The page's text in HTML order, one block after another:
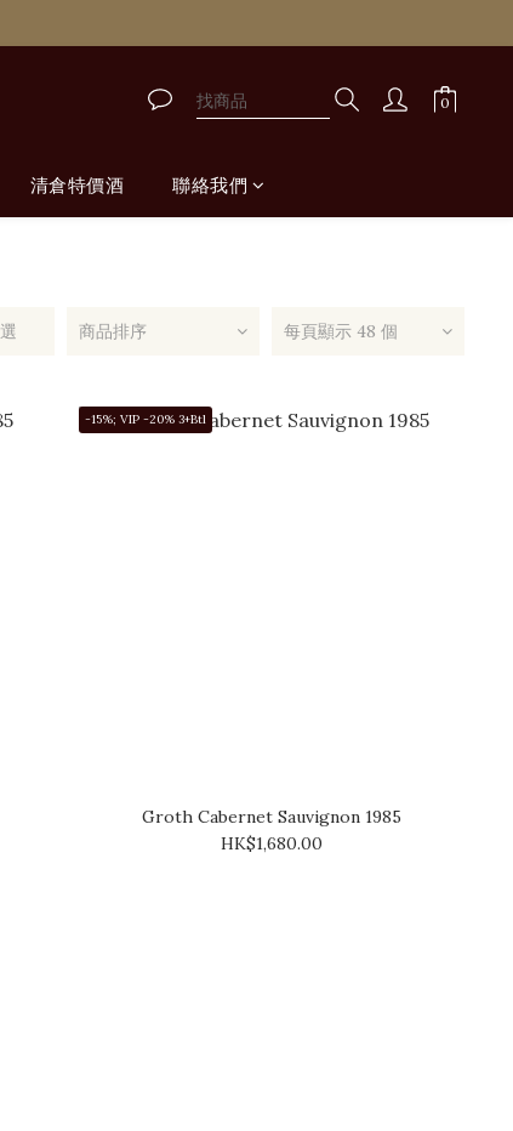
清倉特價酒 聯絡我們
商品排序 每頁顯示 48 個
-15%; VIP -20% 3+Btl
Groth Cabernet Sauvignon 1985
HK$1,680.00